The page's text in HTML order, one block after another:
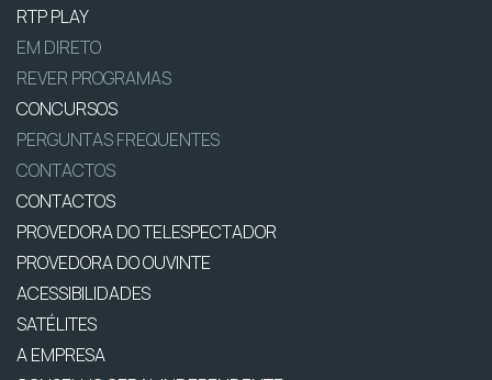
RTP PLAY
EM DIRETO
REVER PROGRAMAS
CONCURSOS
PERGUNTAS FREQUENTES
CONTACTOS
CONTACTOS
PROVEDORA DO TELESPECTADOR
PROVEDORA DO OUVINTE
ACESSIBILIDADES
SATÉLITES
A EMPRESA